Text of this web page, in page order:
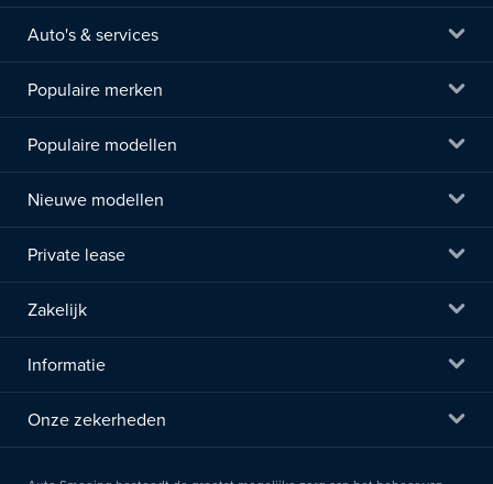
Auto's & services
Populaire merken
Populaire modellen
Nieuwe modellen
Private lease
Zakelijk
Informatie
Onze zekerheden